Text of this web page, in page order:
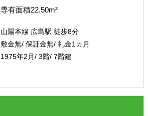
専有面積22.50m²
山陽本線 広島駅 徒歩8分
敷金無/ 保証金無/ 礼金1ヵ月
1975年2月/ 3階/ 7階建